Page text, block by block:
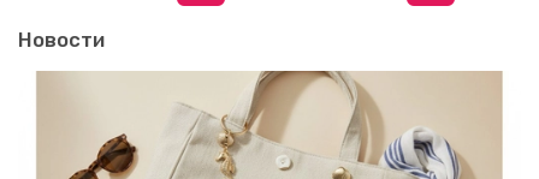
Новости